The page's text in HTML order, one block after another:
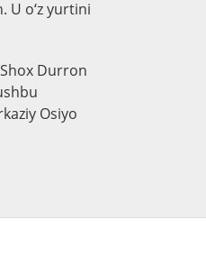
U o‘z yurtini
Durron
Osiyo